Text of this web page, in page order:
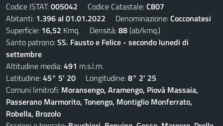
Codice ISTAT:005042 Codice Catastale:C807
Abitanti: 1.396 al 01.01.2022 Denominazione:Cocconatesi
Superficie: 16,52 Kmq. Densità:88(ab/kmq.)
Santo patrono:SS. Fausto e Felice - secondo lunedi di
settembre
Altitudine media:491 m.s.l.m.
Latitudine:45° 5' 20 Longitudine:8° 2' 25
Comuni limitrofi: Moransengo, Aramengo, Piovà Massaia,
Passerano Marmorito, Tonengo, Montiglio Monferrato,
Robella, Brozolo